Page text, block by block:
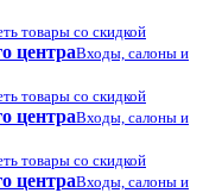
товары со скидкой
центраВходы, салоны и
товары со скидкой
центраВходы, салоны и
товары со скидкой
центраВходы, салоны и